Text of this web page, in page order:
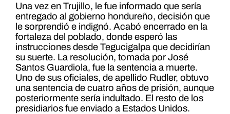
Una vez en Trujillo, le fue informado que sería
entregado al gobierno hondureño, decisión que
le sorprendió e indignó. Acabó encerrado en la
fortaleza del poblado, donde esperó las
instrucciones desde Tegucigalpa que decidirían
su suerte. La resolución, tomada por José
Santos Guardiola, fue la sentencia a muerte.
Uno de sus oficiales, de apellido Rudler, obtuvo
una sentencia de cuatro años de prisión, aunque
posteriormente sería indultado. El resto de los
presidiarios fue enviado a Estados Unidos.